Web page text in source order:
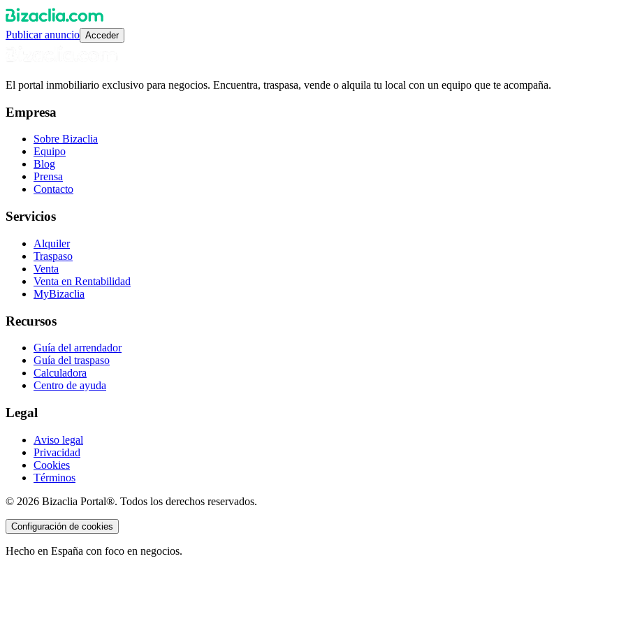
Publicar anuncio Acceder
El portal inmobiliario exclusivo para negocios. Encuentra, traspasa, vende o alquila tu local con un equipo que te acompaña.
Empresa
Sobre Bizaclia
Equipo
Blog
Prensa
Contacto
Servicios
Alquiler
Traspaso
Venta
Venta en Rentabilidad
MyBizaclia
Recursos
Guía del arrendador
Guía del traspaso
Calculadora
Centro de ayuda
Legal
Aviso legal
Privacidad
Cookies
Términos
© 2026 Bizaclia Portal®. Todos los derechos reservados.
Configuración de cookies
Hecho en España con foco en negocios.